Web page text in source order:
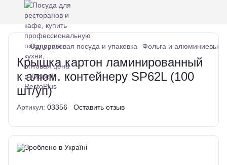
Одноразовая посуда и упаковка Фольга и алюминиевые
Крышка картон ламинированный
к алюм. контейнеру SP62L (100
шт/уп)
Артикул: 03356 Оставить отзыв